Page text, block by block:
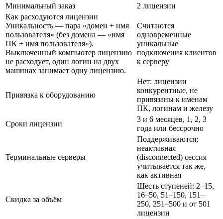
Минимальный заказ
2 лицензии
Как расходуются лицензии
Уникальность — пара «домен + имя
пользователя» (без домена — «имя
ПК + имя пользователя»).
Выключенный компьютер лицензию
не расходует, один логин на двух
машинах занимает одну лицензию.
Считаются
одновременные
уникальные
подключения клиентов
к серверу
Привязка к оборудованию
Нет: лицензии
конкурентные, не
привязаны к именам
ПК, логинам и железу
Сроки лицензии
3 и 6 месяцев, 1, 2, 3
года или бессрочно
Терминальные серверы
Поддерживаются;
неактивная
(disconnected) сессия
учитывается так же,
как активная
Скидка за объём
Шесть ступеней: 2–15,
16–50, 51–150, 151–
250, 251–500 и от 501
лицензии